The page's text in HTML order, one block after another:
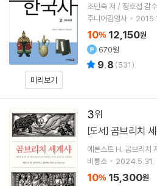
미리보기
조민숙 저 / 정호섭 감
주니어김영사
10% 12,150원
670원
9.8 (531)
3
[도서] 곰브리치
에른스트 H. 곰브리치
비룡소
2024.5.31.
10% 15,300원